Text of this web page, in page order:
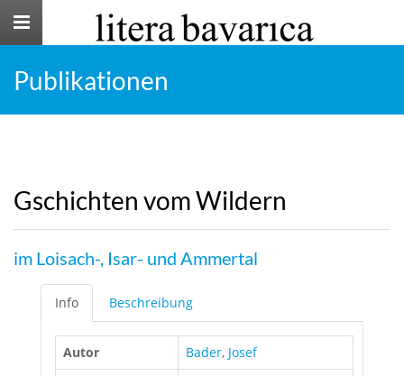
Toggle
Publikationen
Gschichten vom Wildern
im Loisach-, Isar- und Ammertal
Info Beschreibung
Autor Bader, Josef